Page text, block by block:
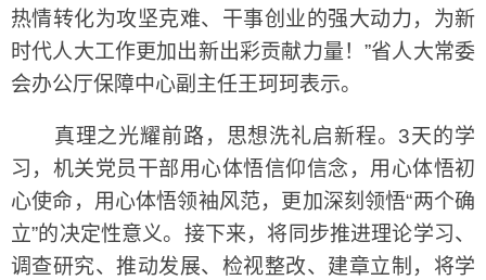
热情转化为攻坚克难、干事创业的强大动力，为新
时代人大工作更加出新出彩贡献力量！”省人大常委
会办公厅保障中心副主任王珂珂表示。
真理之光耀前路，思想洗礼启新程。3天的学
习，机关党员干部用心体悟信仰信念，用心体悟初
心使命，用心体悟领袖风范，更加深刻领悟“两个确
立”的决定性意义。接下来，将同步推进理论学习、
调查研究、推动发展、检视整改、建章立制，将学